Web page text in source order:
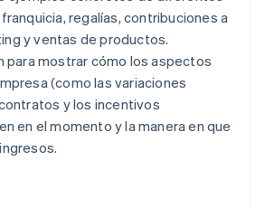
regalías, contribuciones a
y ventas de productos.
para mostrar cómo los aspectos
(como las variaciones
y los incentivos
en el momento y la manera en que